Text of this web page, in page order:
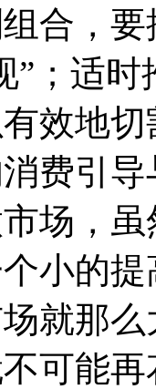
合，
”；适
效地
费引
场，
小的
就那
可能